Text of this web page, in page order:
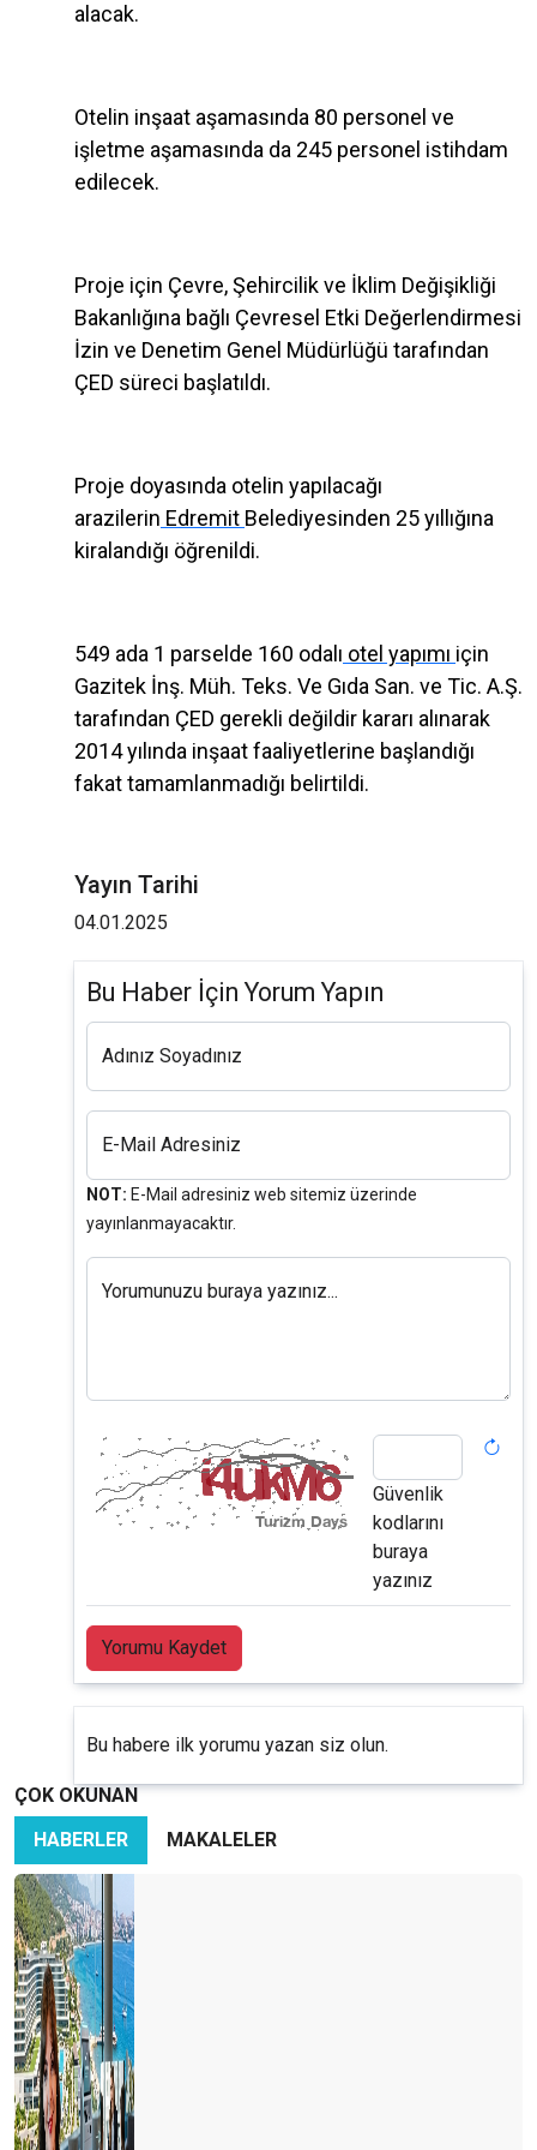
alacak.
Otelin inşaat aşamasında 80 personel ve
işletme aşamasında da 245 personel istihdam
edilecek.
Proje için Çevre, Şehircilik ve İklim Değişikliği
Bakanlığına bağlı Çevresel Etki Değerlendirmesi
İzin ve Denetim Genel Müdürlüğü tarafından
ÇED süreci başlatıldı.
Proje doyasında otelin yapılacağı
arazilerin Edremit Belediyesinden 25 yıllığına
kiralandığı öğrenildi.
549 ada 1 parselde 160 odalı otel yapımı için
Gazitek İnş. Müh. Teks. Ve Gıda San. ve Tic. A.Ş.
tarafından ÇED gerekli değildir kararı alınarak
2014 yılında inşaat faaliyetlerine başlandığı
fakat tamamlanmadığı belirtildi.
Yayın Tarihi
04.01.2025
Bu Haber İçin Yorum Yapın
Adınız Soyadınız
E-Mail Adresiniz
NOT: E-Mail adresiniz web sitemiz üzerinde
yayınlanmayacaktır.
Yorumunuzu buraya yazınız...
Güvenlik
kodlarını
buraya
yazınız
Yorumu Kaydet
Bu habere ilk yorumu yazan siz olun.
ÇOK OKUNAN
HABERLER
MAKALELER